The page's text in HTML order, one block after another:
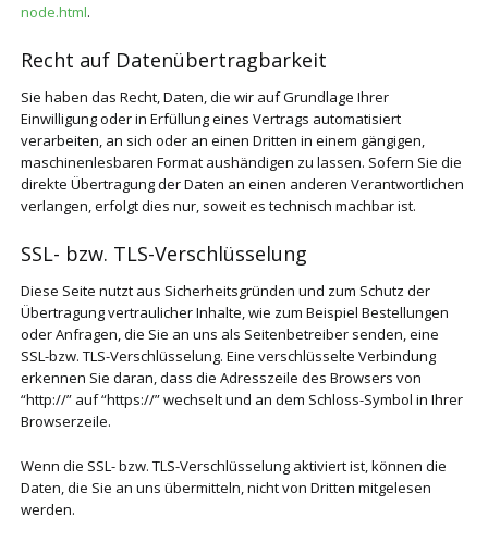
node.html.
Recht auf Datenübertragbarkeit
Sie haben das Recht, Daten, die wir auf Grundlage Ihrer
Einwilligung oder in Erfüllung eines Vertrags automatisiert
verarbeiten, an sich oder an einen Dritten in einem gängigen,
maschinenlesbaren Format aushändigen zu lassen. Sofern Sie die
direkte Übertragung der Daten an einen anderen Verantwortlichen
verlangen, erfolgt dies nur, soweit es technisch machbar ist.
SSL- bzw. TLS-Verschlüsselung
Diese Seite nutzt aus Sicherheitsgründen und zum Schutz der
Übertragung vertraulicher Inhalte, wie zum Beispiel Bestellungen
oder Anfragen, die Sie an uns als Seitenbetreiber senden, eine
SSL-bzw. TLS-Verschlüsselung. Eine verschlüsselte Verbindung
erkennen Sie daran, dass die Adresszeile des Browsers von
“http://” auf “https://” wechselt und an dem Schloss-Symbol in Ihrer
Browserzeile.
Wenn die SSL- bzw. TLS-Verschlüsselung aktiviert ist, können die
Daten, die Sie an uns übermitteln, nicht von Dritten mitgelesen
werden.